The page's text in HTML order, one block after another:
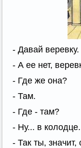
- Давай веревку.
- А ее нет,
- Где же она?
- Там.
- Где - там?
- Ну... в колодце.
- Так ты,